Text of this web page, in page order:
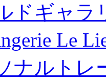
ドギャラ
Le
ナルトレ